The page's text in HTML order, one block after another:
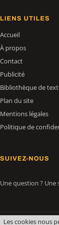
LIENS UTILES
Accueil
À propos
Contact
Publicité
Bibliothèque de
Plan du site
Mentions légales
Politique de
SUIVEZ-NOUS
Une question ?
Les cookies nous